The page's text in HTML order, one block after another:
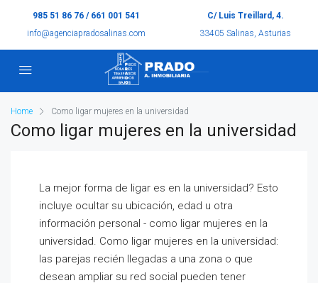
985 51 86 76 / 661 001 541
info@agenciapradosalinas.com
C/ Luis Treillard, 4.
33405 Salinas, Asturias
Home Como ligar mujeres en la universidad
Como ligar mujeres en la universidad
La mejor forma de ligar es en la universidad? Esto
incluye ocultar su ubicación, edad u otra
información personal - como ligar mujeres en la
universidad. Como ligar mujeres en la universidad:
las parejas recién llegadas a una zona o que
desean ampliar su red social pueden tener